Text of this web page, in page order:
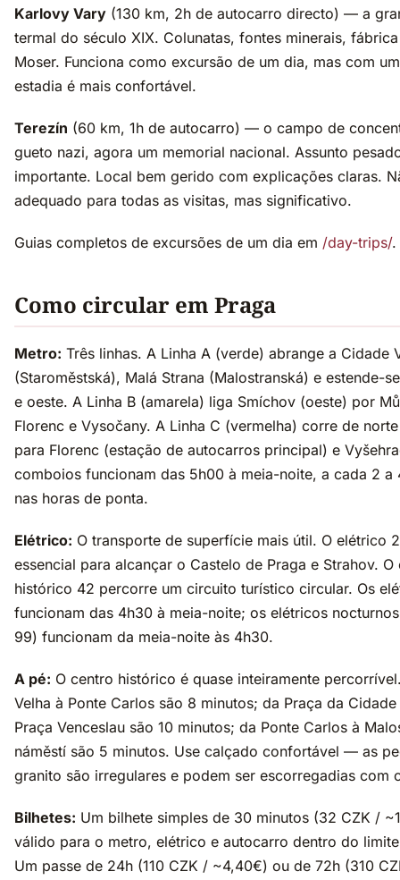
Karlovy Vary (130 km, 2h de autocarro directo) — a
termal do século XIX. Colunatas, fontes minerais,
Moser. Funciona como excursão de um dia, mas com
estadia é mais confortável.
Terezín (60 km, 1h de autocarro) — o campo de
gueto nazi, agora um memorial nacional. Assunto
importante. Local bem gerido com explicações claras.
adequado para todas as visitas, mas significativo.
Guias completos de excursões de um dia em /day-trips/.
Como circular em Praga
Metro: Três linhas. A Linha A (verde) abrange a Cidade
(Staroměstská), Malá Strana (Malostranská) e estende-
e oeste. A Linha B (amarela) liga Smíchov (oeste) por
Florenc e Vysočany. A Linha C (vermelha) corre de
para Florenc (estação de autocarros principal) e
comboios funcionam das 5h00 à meia-noite, a cada 2 a
nas horas de ponta.
Elétrico: O transporte de superfície mais útil. O elétrico
essencial para alcançar o Castelo de Praga e Strahov. O
histórico 42 percorre um circuito turístico circular. Os
funcionam das 4h30 à meia-noite; os elétricos
99) funcionam da meia-noite às 4h30.
A pé: O centro histórico é quase inteiramente
Velha à Ponte Carlos são 8 minutos; da Praça da Cidade
Praça Venceslau são 10 minutos; da Ponte Carlos à
náměstí são 5 minutos. Use calçado confortável — as
granito são irregulares e podem ser escorregadias com
Bilhetes: Um bilhete simples de 30 minutos (32 CZK /
válido para o metro, elétrico e autocarro dentro do
Um passe de 24h (110 CZK / ~4,40€) ou de 72h (310